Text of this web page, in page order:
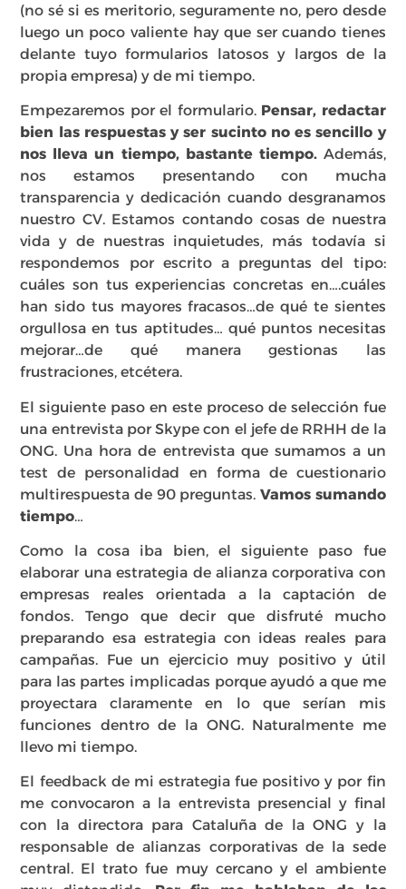
(no sé si es meritorio, seguramente no, pero desde
luego un poco valiente hay que ser cuando tienes
delante tuyo formularios latosos y largos de la
propia empresa) y de mi tiempo.
Empezaremos por el formulario. Pensar, redactar
bien las respuestas y ser sucinto no es sencillo y
nos lleva un tiempo, bastante tiempo. Además,
nos estamos presentando con mucha
transparencia y dedicación cuando desgranamos
nuestro CV. Estamos contando cosas de nuestra
vida y de nuestras inquietudes, más todavía si
respondemos por escrito a preguntas del tipo:
cuáles son tus experiencias concretas en….cuáles
han sido tus mayores fracasos…de qué te sientes
orgullosa en tus aptitudes… qué puntos necesitas
mejorar…de qué manera gestionas las
frustraciones, etcétera.
El siguiente paso en este proceso de selección fue
una entrevista por Skype con el jefe de RRHH de la
ONG. Una hora de entrevista que sumamos a un
test de personalidad en forma de cuestionario
multirespuesta de 90 preguntas. Vamos sumando
tiempo…
Como la cosa iba bien, el siguiente paso fue
elaborar una estrategia de alianza corporativa con
empresas reales orientada a la captación de
fondos. Tengo que decir que disfruté mucho
preparando esa estrategia con ideas reales para
campañas. Fue un ejercicio muy positivo y útil
para las partes implicadas porque ayudó a que me
proyectara claramente en lo que serían mis
funciones dentro de la ONG. Naturalmente me
llevo mi tiempo.
El feedback de mi estrategia fue positivo y por fin
me convocaron a la entrevista presencial y final
con la directora para Cataluña de la ONG y la
responsable de alianzas corporativas de la sede
central. El trato fue muy cercano y el ambiente